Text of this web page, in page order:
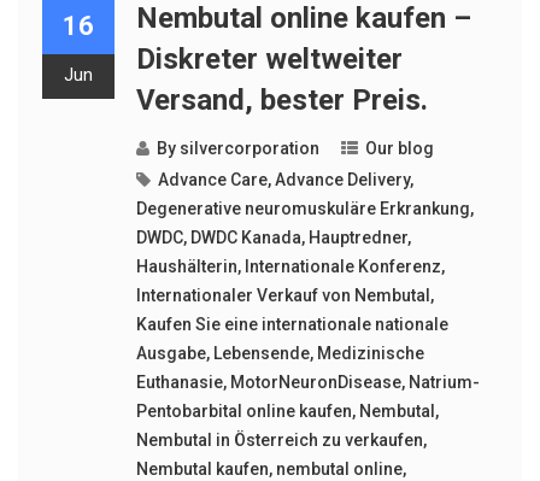
16
Jun
Nembutal online kaufen –
Diskreter weltweiter
Versand, bester Preis.
By silvercorporation
Our blog
Advance Care,Advance Delivery,
Degenerative neuromuskuläre Erkrankung,
DWDC, DWDC Kanada, Hauptredner,
Haushälterin, Internationale Konferenz,
Internationaler Verkauf von Nembutal ,
Kaufen Sie eine internationale nationale
Ausgabe, Lebensende, Medizinische
Euthanasie, MotorNeuronDisease, Natrium-
Pentobarbital online kaufen, Nembutal ,
Nembutal in Österreich zu verkaufen,
Nembutal kaufen, nembutal online,